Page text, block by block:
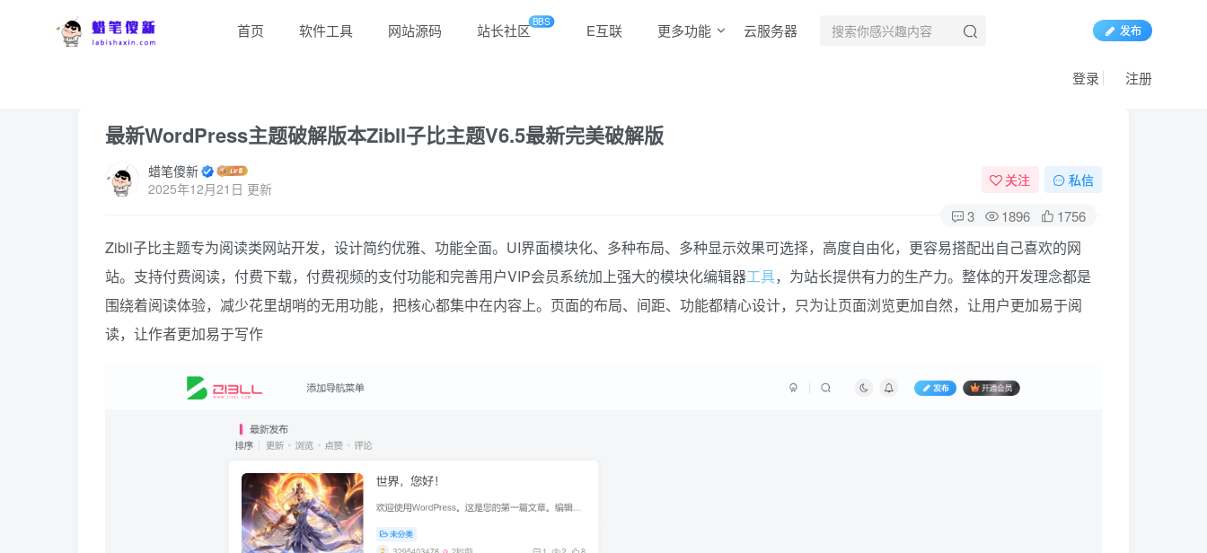
首页 软件工具 网站源码 站长社区BBS E互联 更多功能 云服务器 发布
登录 注册
最新WordPress主题破解版本Zibll子比主题V6.5最新完美破解版
蜡笔傻新
2025年12月21日 更新
关注 私信
3 1896 1756
Zibll子比主题专为阅读类网站开发，设计简约优雅、功能全面。UI界面模块化、多种布局、多种显示效果可选择，高度自由化，更容易搭配出自己喜欢的网
站。支持付费阅读，付费下载，付费视频的支付功能和完善用户VIP会员系统加上强大的模块化编辑器工具，为站长提供有力的生产力。整体的开发理念都是
围绕着阅读体验，减少花里胡哨的无用功能，把核心都集中在内容上。页面的布局、间距、功能都精心设计，只为让页面浏览更加自然，让用户更加易于阅
读，让作者更加易于写作